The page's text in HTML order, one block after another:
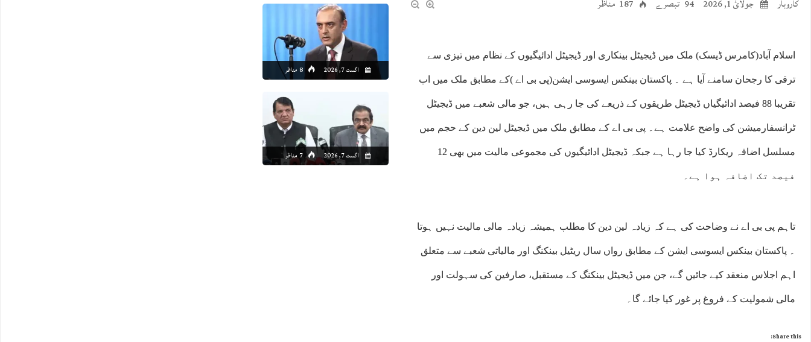
اگست 7, 2026 8 مناظر
اگست 7, 2026 7 مناظر
کاروبار جولائ 1, 2026 94 تبصرے 187 مناظر
اسلام آباد(کامرس ڈیسک) ملک میں ڈیجیٹل بینکاری اور ڈیجیٹل ادائیگیوں کے نظام میں تیزی سے
ترقی کا رجحان سامنے آیا ہے ۔ پاکستان بینکس ایسوسی ایشن(پی بی اے )کے مطابق ملک میں اب
تقریبا 88 فیصد ادائیگیاں ڈیجیٹل طریقوں کے ذریعے کی جا رہی ہیں، جو مالی شعبے میں ڈیجیٹل
ٹرانسفارمیشن کی واضح علامت ہے۔ پی بی اے کے مطابق ملک میں ڈیجیٹل لین دین کے حجم میں
مسلسل اضافہ ریکارڈ کیا جا رہا ہے جبکہ ڈیجیٹل ادائیگیوں کی مجموعی مالیت میں بھی 12
فیصد تک اضافہ ہوا ہے۔
تاہم پی بی اے نے وضاحت کی ہے کہ زیادہ لین دین کا مطلب ہمیشہ زیادہ مالی مالیت نہیں ہوتا
۔ پاکستان بینکس ایسوسی ایشن کے مطابق رواں سال ریٹیل بینکنگ اور مالیاتی شعبے سے متعلق
اہم اجلاس منعقد کیے جائیں گے، جن میں ڈیجیٹل بینکنگ کے مستقبل، صارفین کی سہولت اور
مالی شمولیت کے فروغ پر غور کیا جائے گا۔
Share this: